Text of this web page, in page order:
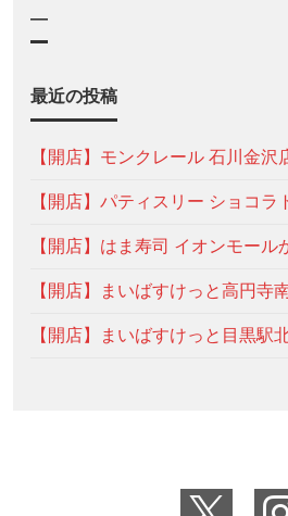
—
最近の投稿
【開店】モンクレール 石川金沢
【開店】パティスリー ショコ
【開店】はま寿司 イオンモール
【開店】まいばすけっと高円寺
【開店】まいばすけっと目黒駅